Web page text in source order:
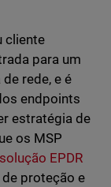
cliente
para um
rede, e é
endpoints
estratégia de
os MSP
solução EPDR
proteção e